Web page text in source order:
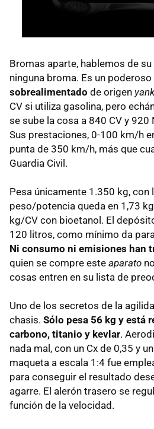
Bromas aparte, hablemos de
ninguna broma. Es un poderoso
sobrealimentado de origen
CV si utiliza gasolina, pero
se sube la cosa a 840 CV y 920
Sus prestaciones, 0-100 km/h
punta de 350 km/h, más que
Guardia Civil.
Pesa únicamente 1.350 kg, con
peso/potencia queda en 1,73
kg/CV con bioetanol. El
120 litros, como mínimo da
Ni consumo ni emisiones han
quien se compre este aparato
cosas entren en su lista de
Uno de los secretos de la
chasis. Sólo pesa 56 kg y está
carbono, titanio y kevlar.
nada mal, con un Cx de 0,35 y
maqueta a escala 1:4 fue
para conseguir el resultado
agarre. El alerón trasero se
función de la velocidad.